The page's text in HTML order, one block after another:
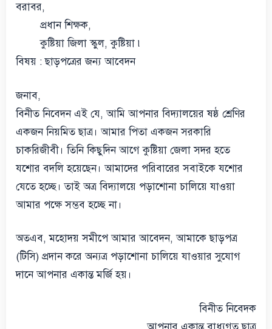
বরাবর,
প্রধান শিক্ষক,
কুষ্টিয়া জিলা স্কুল, কুষ্টিয়া ৷
বিষয় : ছাড়পত্রের জন্য আবেদন
জনাব,
বিনীত নিবেদন এই যে, আমি আপনার বিদ্যালয়ের ষষ্ঠ শ্রেণির
একজন নিয়মিত ছাত্র। আমার পিতা একজন সরকারি
চাকরিজীবী। তিনি কিছুদিন আগে কুষ্টিয়া জেলা সদর হতে
যশোর বদলি হয়েছেন। আমাদের পরিবারের সবাইকে যশোর
যেতে হচ্ছে। তাই অত্র বিদ্যালয়ে পড়াশোনা চালিয়ে যাওয়া
আমার পক্ষে সম্ভব হচ্ছে না।
অতএব, মহোদয় সমীপে আমার আবেদন, আমাকে ছাড়পত্র
(টিসি) প্রদান করে অন্যত্র পড়াশোনা চালিয়ে যাওয়ার সুযোগ
দানে আপনার একান্ত মর্জি হয়।
বিনীত নিবেদক